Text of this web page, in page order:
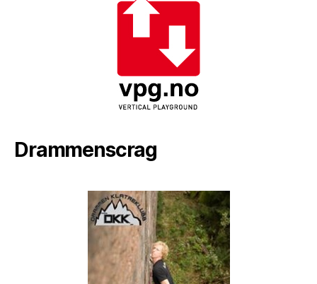
Drammenscrag